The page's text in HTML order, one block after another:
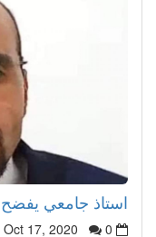
استاذ جامعي يفضح
Oct 17, 2020
0